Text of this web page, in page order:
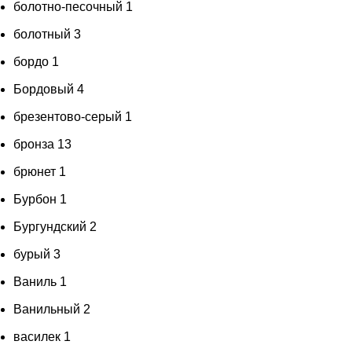
болотно-песочный 1
болотный 3
бордо 1
Бордовый 4
брезентово-серый 1
бронза 13
брюнет 1
Бурбон 1
Бургундский 2
бурый 3
Ваниль 1
Ванильный 2
василек 1